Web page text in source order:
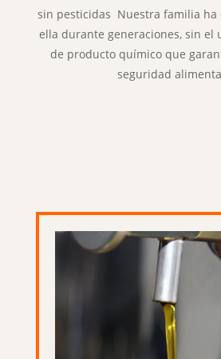
sin pesticidas Nuestra familia ha
ella durante generaciones, sin el
de producto químico que
seguridad